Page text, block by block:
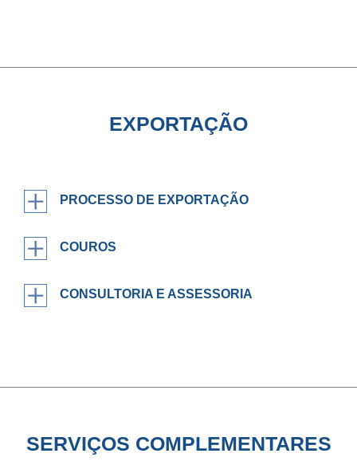
EXPORTAÇÃO
PROCESSO DE EXPORTAÇÃO
COUROS
CONSULTORIA E ASSESSORIA
SERVIÇOS COMPLEMENTARES